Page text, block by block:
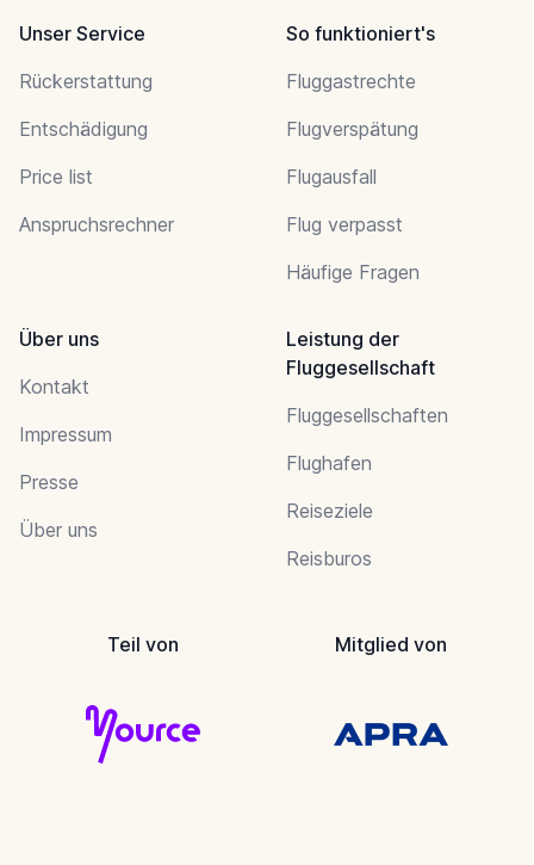
Unser Service
Rückerstattung
Entschädigung
Price list
Anspruchsrechner
So funktioniert's
Fluggastrechte
Flugverspätung
Flugausfall
Flug verpasst
Häufige Fragen
Über uns
Kontakt
Impressum
Presse
Über uns
Leistung der
Fluggesellschaft
Fluggesellschaften
Flughafen
Reiseziele
Reisburos
Teil von Mitglied von